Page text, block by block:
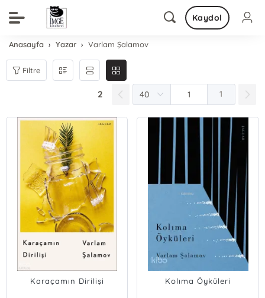
Kaydol
Anasayfa Yazar Varlam Şalamov
Filtre
2 1
Karaçamın Dirilişi Kolıma Öyküleri